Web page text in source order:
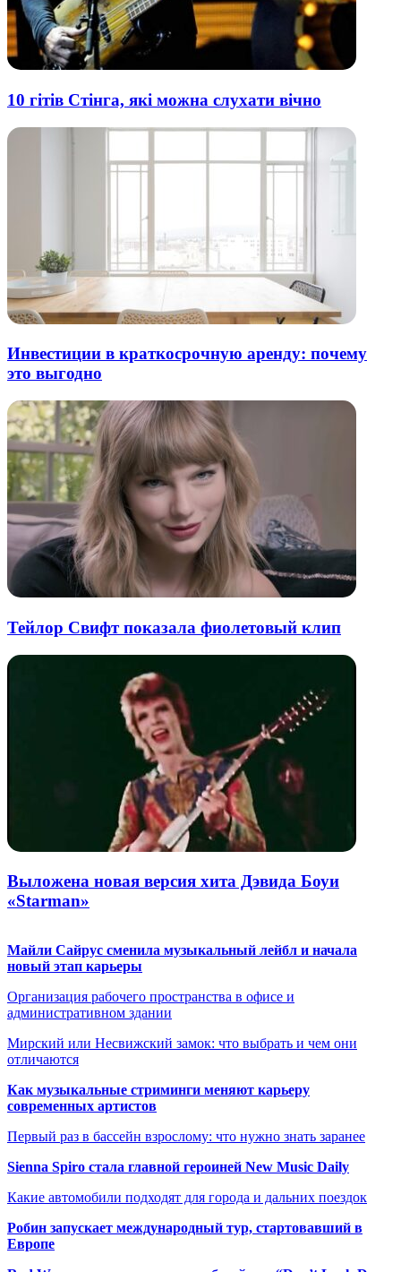
10 гітів Стінга, які можна слухати вічно
Инвестиции в краткосрочную аренду: почему
это выгодно
Тейлор Свифт показала фиолетовый клип
Выложена новая версия хита Дэвида Боуи
«Starman»
Майли Сайрус сменила музыкальный лейбл и начала
новый этап карьеры
Организация рабочего пространства в офисе и
административном здании
Мирский или Несвижский замок: что выбрать и чем они
отличаются
Как музыкальные стриминги меняют карьеру
современных артистов
Первый раз в бассейн взрослому: что нужно знать заранее
Sienna Spiro стала главной героиней New Music Daily
Какие автомобили подходят для города и дальних поездок
Робин запускает международный тур, стартовавший в
Европе